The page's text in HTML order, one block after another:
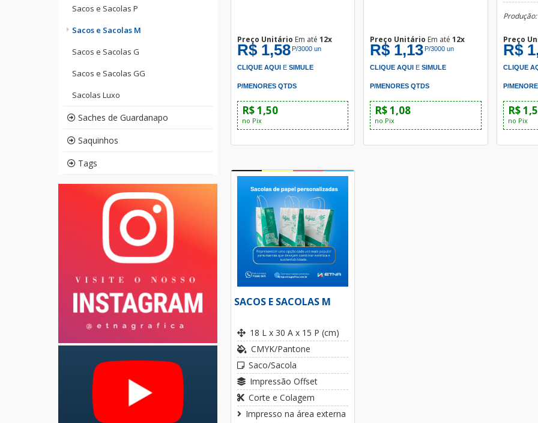
Sacos e Sacolas P
Sacos e Sacolas M
Sacos e Sacolas G
Sacos e Sacolas GG
Sacolas Luxo
Saches de Guardanapo
Saquinhos
Tags
Preço Unitário Em até 12x
R$ 1,58P/3000 un
CLIQUE AQUI E SIMULE
P/MENORES QTDS
R$ 1,50
no Pix
Preço Unitário Em até 12x
R$ 1,13P/3000 un
CLIQUE AQUI ESIMULE
P/MENORES QTDS
R$ 1,08
no Pix
Preço
R$
CLIQUE
P/
R$
no Pix
SACOS E SACOLAS M
18 L x 30 A x 15 P (cm)
CMYK/Pantone
Saco/Sacola
Impressão Offset
Corte e Colagem
Impresso na área externa